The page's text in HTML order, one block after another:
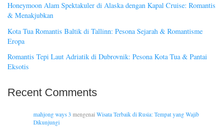
Honeymoon Alam Spektakuler di Alaska dengan Kapal Cruise: Romantis
& Menakjubkan
Kota Tua Romantis Baltik di Tallinn: Pesona Sejarah & Romantisme
Eropa
Romantis Tepi Laut Adriatik di Dubrovnik: Pesona Kota Tua & Pantai
Eksotis
Recent Comments
mahjong ways 3 mengenai Wisata Terbaik di Rusia: Tempat yang Wajib
Dikunjungi